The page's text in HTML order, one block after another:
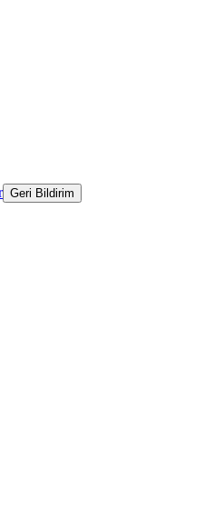
Geri Bildirim